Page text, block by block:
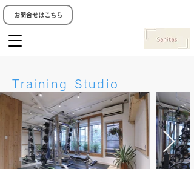
お問合せはこちら
​Training Studio